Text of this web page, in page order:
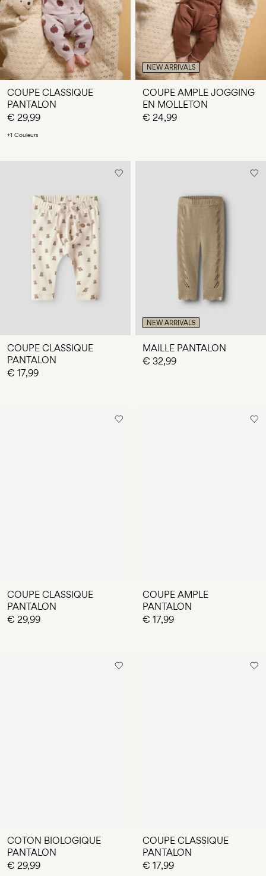
COUPE CLASSIQUE
PANTALON
€ 29,99
+1 Couleurs
NEW ARRIVALS
COUPE AMPLE JOGGING
EN MOLLETON
€ 24,99
COUPE CLASSIQUE
PANTALON
€ 17,99
NEW ARRIVALS
MAILLE PANTALON
€ 32,99
COUPE CLASSIQUE
PANTALON
€ 29,99
COUPE AMPLE
PANTALON
€ 17,99
COTON BIOLOGIQUE
PANTALON
€ 29,99
COUPE CLASSIQUE
PANTALON
€ 17,99